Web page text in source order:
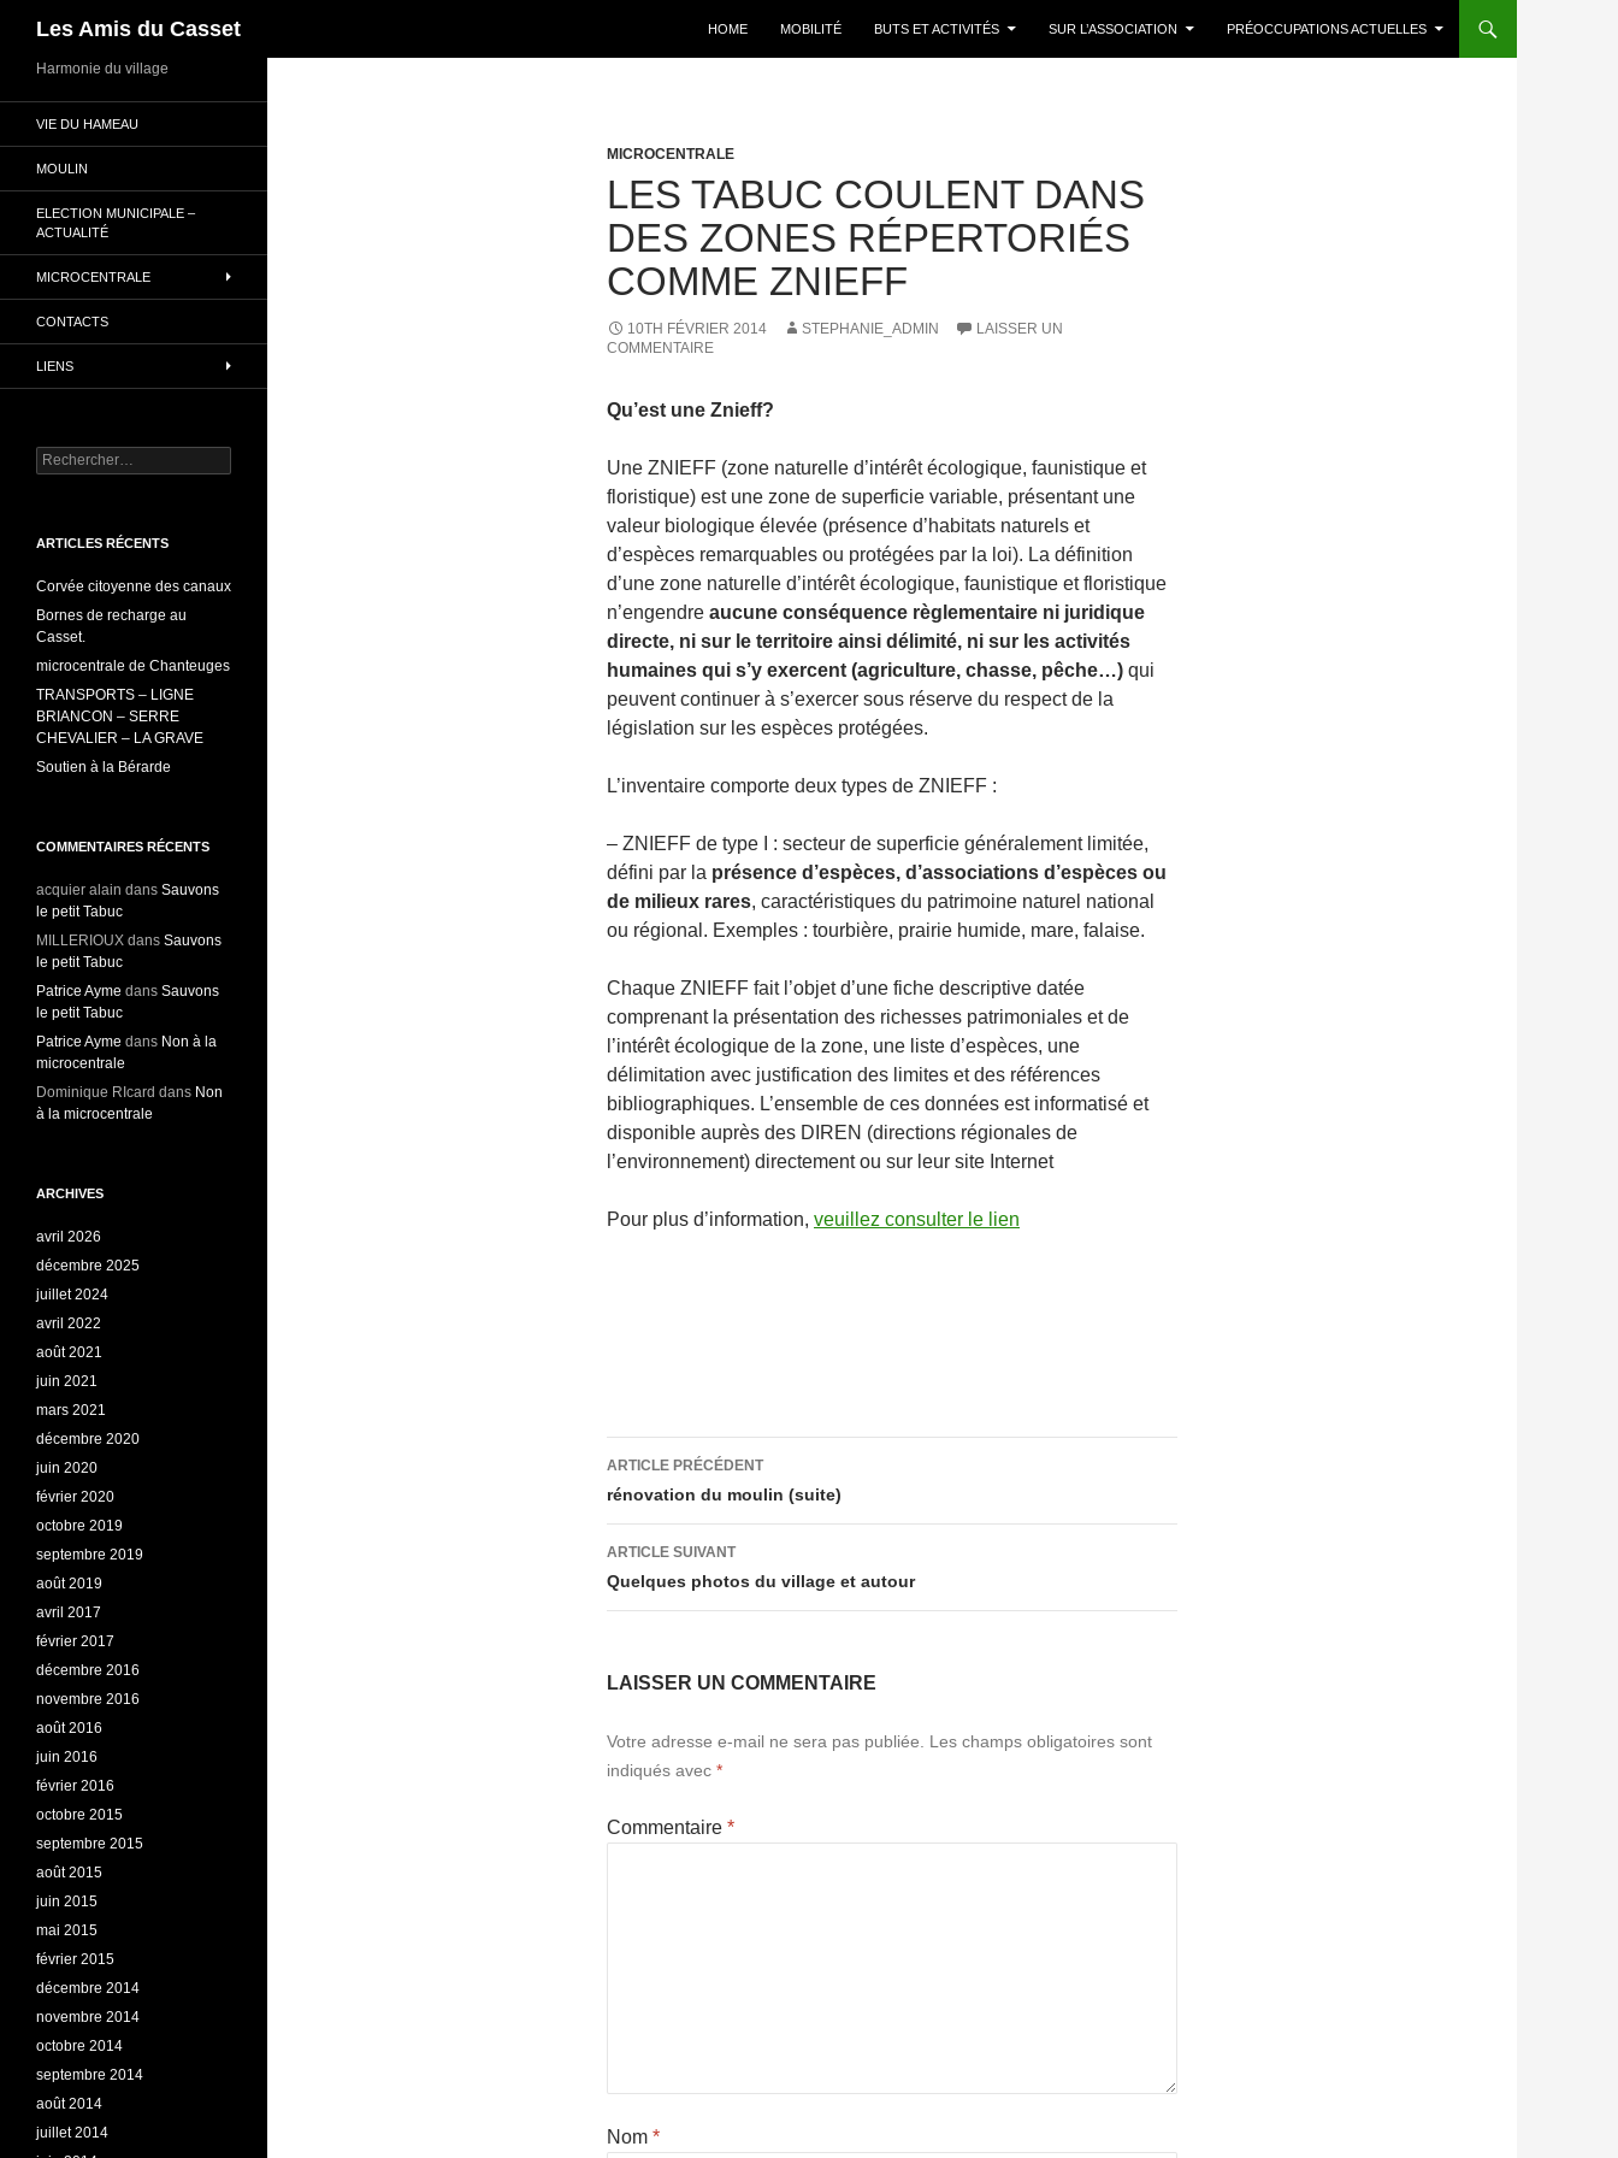
Aller
au
contenu
Les Amis du Casset HOME MOBILITÉ BUTS ET ACTIVITÉS SUR L’ASSOCIATION PRÉOCCUPATIONS ACTUELLES
MICROCENTRALE
LES TABUC COULENT DANS
DES ZONES RÉPERTORIÉS
COMME ZNIEFF
10TH FÉVRIER 2014 STEPHANIE_ADMIN
LAISSER UN
COMMENTAIRE
Qu’est une Znieff?
Une ZNIEFF (zone naturelle d’intérêt écologique, faunistique et
floristique) est une zone de superficie variable, présentant une
valeur biologique élevée (présence d’habitats naturels et
d’espèces remarquables ou protégées par la loi). La définition
d’une zone naturelle d’intérêt écologique, faunistique et floristique
n’engendre aucune conséquence règlementaire ni juridique
directe, ni sur le territoire ainsi délimité, ni sur les activités
humaines qui s’y exercent (agriculture, chasse, pêche…) qui
peuvent continuer à s’exercer sous réserve du respect de la
législation sur les espèces protégées.
L’inventaire comporte deux types de ZNIEFF :
– ZNIEFF de type I : secteur de superficie généralement limitée,
défini par la présence d’espèces, d’associations d’espèces ou
de milieux rares, caractéristiques du patrimoine naturel national
ou régional. Exemples : tourbière, prairie humide, mare, falaise.
Chaque ZNIEFF fait l’objet d’une fiche descriptive datée
comprenant la présentation des richesses patrimoniales et de
l’intérêt écologique de la zone, une liste d’espèces, une
délimitation avec justification des limites et des références
bibliographiques. L’ensemble de ces données est informatisé et
disponible auprès des DIREN (directions régionales de
l’environnement) directement ou sur leur site Internet
Pour plus d’information, veuillez consulter le lien
Navigation
des
articles
ARTICLE PRÉCÉDENT
rénovation du moulin (suite)
ARTICLE SUIVANT
Quelques photos du village et autour
LAISSER UN COMMENTAIRE
Votre adresse e-mail ne sera pas publiée.
Les champs obligatoires sont
indiqués avec *
Commentaire *
Nom *
Harmonie du village
VIE DU HAMEAU
MOULIN
ELECTION MUNICIPALE –
ACTUALITÉ
MICROCENTRALE
CONTACTS
LIENS
Rechercher :
ARTICLES RÉCENTS
Corvée citoyenne des canaux
Bornes de recharge au
Casset.
microcentrale de Chanteuges
TRANSPORTS – LIGNE
BRIANCON – SERRE
CHEVALIER – LA GRAVE
Soutien à la Bérarde
COMMENTAIRES RÉCENTS
acquier alain dans Sauvons
le petit Tabuc
MILLERIOUX dans Sauvons
le petit Tabuc
Patrice Ayme dans Sauvons
le petit Tabuc
Patrice Ayme dans Non à la
microcentrale
Dominique RIcard dans Non
à la microcentrale
ARCHIVES
avril 2026
décembre 2025
juillet 2024
avril 2022
août 2021
juin 2021
mars 2021
décembre 2020
juin 2020
février 2020
octobre 2019
septembre 2019
août 2019
avril 2017
février 2017
décembre 2016
novembre 2016
août 2016
juin 2016
février 2016
octobre 2015
septembre 2015
août 2015
juin 2015
mai 2015
février 2015
décembre 2014
novembre 2014
octobre 2014
septembre 2014
août 2014
juillet 2014